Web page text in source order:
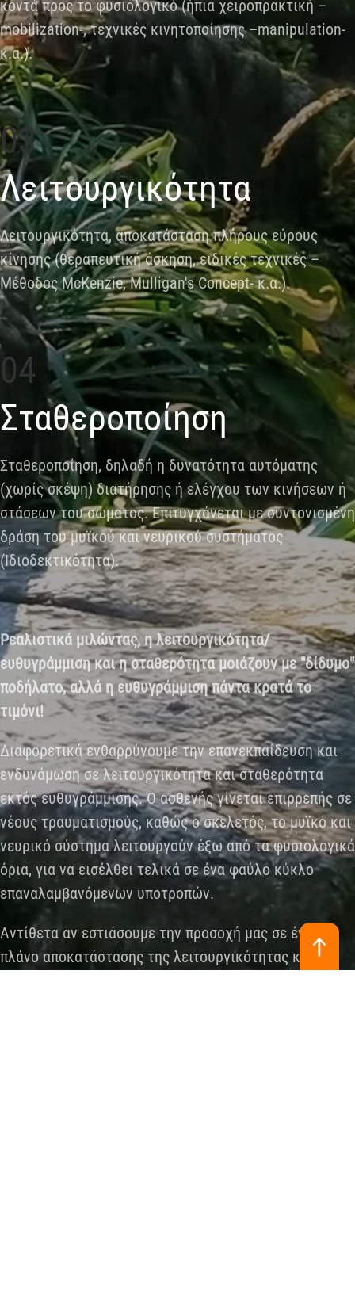
κοντά προς το φυσιολογικό (ήπια χειροπρακτική –
mobilization-, τεχνικές κινητοποίησης –manipulation-
κ.α.).
03
Λειτουργικότητα
Λειτουργικότητα, αποκατάσταση πλήρους εύρους
κίνησης (θεραπευτική άσκηση, ειδικές τεχνικές –
Μέθοδος McKenzie, Mulligan's Concept- κ.α.).
04
Σταθεροποίηση
Σταθεροποίηση, δηλαδή η δυνατότητα αυτόματης
(χωρίς σκέψη) διατήρησης ή ελέγχου των κινήσεων ή
στάσεων του σώματος. Επιτυγχάνεται με συντονισμένη
δράση του μυϊκού και νευρικού συστήματος
(Ιδιοδεκτικότητα).
Ρεαλιστικά μιλώντας, η λειτουργικότητα/
ευθυγράμμιση και η σταθερότητα μοιάζουν με "δίδυμο"
ποδήλατο, αλλά η ευθυγράμμιση πάντα κρατά το
τιμόνι!
Διαφορετικά ενθαρρύνουμε την επανεκπαίδευση και
ενδυνάμωση σε λειτουργικότητα και σταθερότητα
εκτός ευθυγράμμισης. Ο ασθενής γίνεται επιρρεπής σε
νέους τραυματισμούς, καθώς ο σκελετός, το μυϊκό και
νευρικό σύστημα λειτουργούν έξω από τα φυσιολογικά
όρια, για να εισέλθει τελικά σε ένα φαύλο κύκλο
επαναλαμβανόμενων υποτροπών.
Αντίθετα αν εστιάσουμε την προσοχή μας σε ένα
πλάνο αποκατάστασης της λειτουργικότητας και